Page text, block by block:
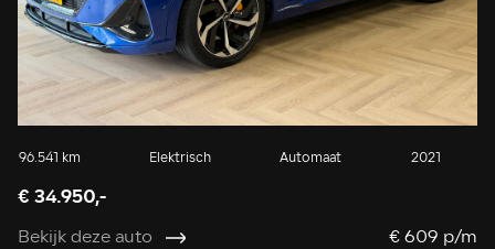
96.541 km Elektrisch Automaat 2021
€ 34.950,-
Bekijk deze auto € 609 p/m